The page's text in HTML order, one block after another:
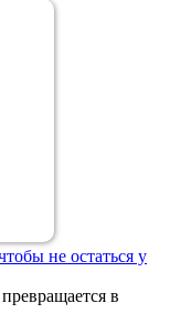
не остаться у
в